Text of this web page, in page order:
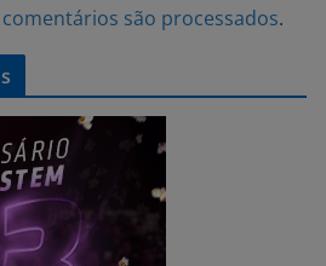
são processados.